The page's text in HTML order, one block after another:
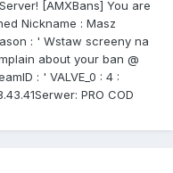
[AMXBans] You are
Nickname : Masz
: ' Wstaw screeny na
about your ban @
: ' VALVE_0 : 4 :
PRO COD